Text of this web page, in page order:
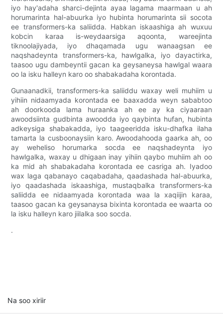
iyo hay'adaha sharci-dejinta ayaa lagama maarmaan u ah
horumarinta hal-abuurka iyo hubinta horumarinta sii socota
ee transformers-ka saliidda. Habkan iskaashiga ah wuxuu
kobcin karaa is-weydaarsiga aqoonta, wareejinta
tiknoolajiyada, iyo dhaqamada ugu wanaagsan ee
naqshadeynta transformers-ka, hawlgalka, iyo dayactirka,
taasoo ugu dambeyntii gacan ka geysaneysa hawlgal waara
oo la isku halleyn karo oo shabakadaha korontada.
Gunaanadkii, transformers-ka saliiddu waxay weli muhiim u
yihiin nidaamyada korontada ee baaxadda weyn sababtoo
ah doorkooda lama huraanka ah ee ay ka ciyaaraan
awoodsiinta gudbinta awoodda iyo qaybinta hufan, hubinta
adkeysiga shabakadda, iyo taageeridda isku-dhafka ilaha
tamarta la cusboonaysiin karo. Awoodahooda gaarka ah, oo
ay weheliso horumarka socda ee naqshadeynta iyo
hawlgalka, waxay u dhigaan inay yihiin qaybo muhiim ah oo
ka mid ah shabakadaha korontada ee casriga ah. Iyadoo
wax laga qabanayo caqabadaha, qaadashada hal-abuurka,
iyo qaadashada iskaashiga, mustaqbalka transformers-ka
saliidda ee nidaamyada korontada waa la xaqiijin karaa,
taasoo gacan ka geysanaysa bixinta korontada ee waarta oo
la isku halleyn karo jiilalka soo socda.
.
Na soo xiriir